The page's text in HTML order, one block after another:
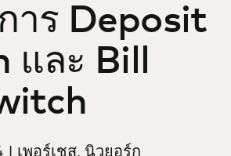
แนวโน้ม
าร Deposit
และ Bill
เพอร์เชส, นิวยอร์ก